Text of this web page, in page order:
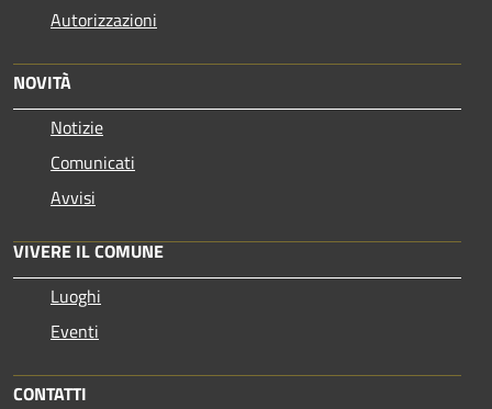
Autorizzazioni
NOVITÀ
Notizie
Comunicati
Avvisi
VIVERE IL COMUNE
Luoghi
Eventi
CONTATTI